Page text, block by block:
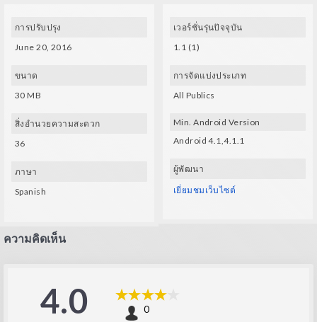
การปรับปรุง
June 20, 2016
ขนาด
30 MB
สิ่งอำนวยความสะดวก
36
ภาษา
Spanish
เวอร์ชั่นรุ่นปัจจุบัน
1.1 (1)
การจัดแบ่งประเภท
All Publics
Min. Android Version
Android 4.1,4.1.1
ผู้พัฒนา
เยี่ยมชมเว็บไซต์
ความคิดเห็น
4.0 0